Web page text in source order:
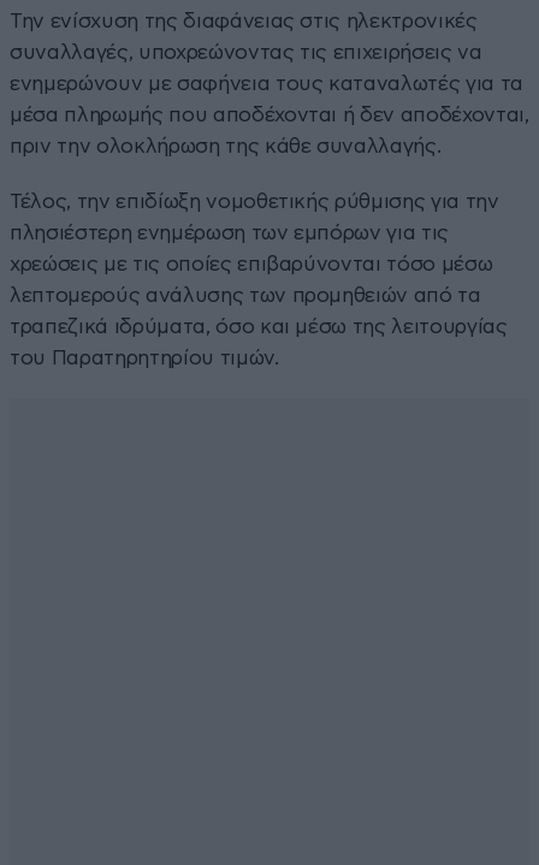
Την ενίσχυση της διαφάνειας στις ηλεκτρονικές
συναλλαγές, υποχρεώνοντας τις επιχειρήσεις να
ενημερώνουν με σαφήνεια τους καταναλωτές για τα
μέσα πληρωμής που αποδέχονται ή δεν αποδέχονται,
πριν την ολοκλήρωση της κάθε συναλλαγής.
Τέλος, την επιδίωξη νομοθετικής ρύθμισης για την
πλησιέστερη ενημέρωση των εμπόρων για τις
χρεώσεις με τις οποίες επιβαρύνονται τόσο μέσω
λεπτομερούς ανάλυσης των προμηθειών από τα
τραπεζικά ιδρύματα, όσο και μέσω της λειτουργίας
του Παρατηρητηρίου τιμών.